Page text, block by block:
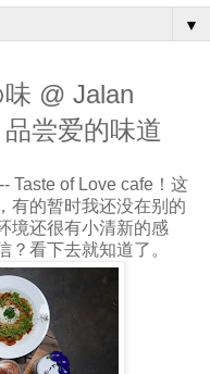
▼
@ Jalan
尝爱的味道
Taste of Love cafe！这
有的暂时我还没在别的
境还很有小清新的感
看下去就知道了。